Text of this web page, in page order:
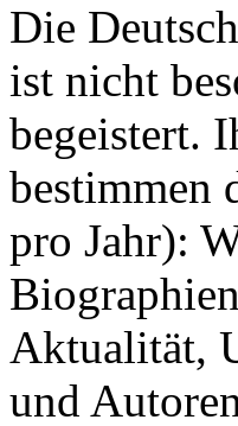
Die
ist nicht
begeistert.
bestimmen
pro Jahr):
Aktualität,
und